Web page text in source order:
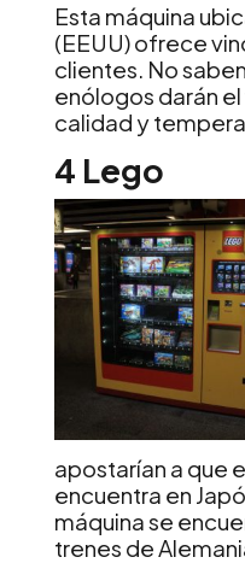
Esta máquina
(EEUU) ofrece
clientes. No
enólogos darán
calidad y
4 Lego
apostarían a que
encuentra en
máquina se
trenes de